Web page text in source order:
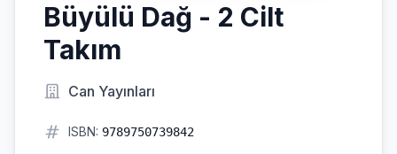
Büyülü Dağ - 2 Cilt
Takım
Can Yayınları
ISBN: 9789750739842